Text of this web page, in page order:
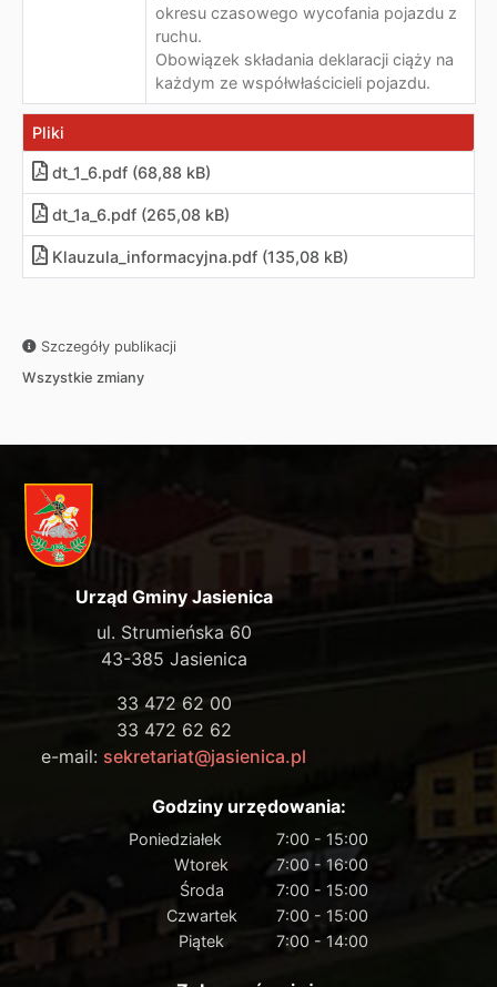
okresu czasowego wycofania pojazdu z
ruchu.
Obowiązek składania deklaracji ciąży na
każdym ze współwłaścicieli pojazdu.
Pliki
dt_1_6.pdf (68,88 kB)
dt_1a_6.pdf (265,08 kB)
Klauzula_informacyjna.pdf (135,08 kB)
Szczegóły publikacji
Wszystkie zmiany
Urząd Gminy Jasienica
ul. Strumieńska 60
43-385 Jasienica
33 472 62 00
33 472 62 62
e-mail: sekretariat@jasienica.pl
Godziny urzędowania:
Poniedziałek
7:00 - 15:00
Wtorek
7:00 - 16:00
Środa
7:00 - 15:00
Czwartek
7:00 - 15:00
Piątek
7:00 - 14:00